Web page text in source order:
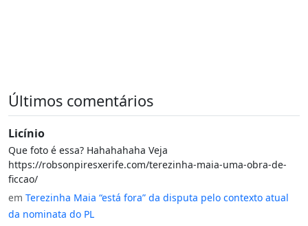
Últimos comentários
Licínio
Que foto é essa? Hahahahaha Veja
https://robsonpiresxerife.com/terezinha-maia-uma-obra-de-
ficcao/
em Terezinha Maia “está fora” da disputa pelo contexto atual
da nominata do PL